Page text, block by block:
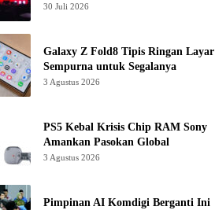
30 Juli 2026
Galaxy Z Fold8 Tipis Ringan Layar
Sempurna untuk Segalanya
3 Agustus 2026
PS5 Kebal Krisis Chip RAM Sony
Amankan Pasokan Global
3 Agustus 2026
Pimpinan AI Komdigi Berganti Ini